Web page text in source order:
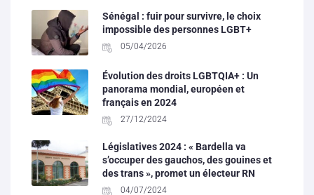
Sénégal : fuir pour survivre, le choix
impossible des personnes LGBT+
05/04/2026
Évolution des droits LGBTQIA+ : Un
panorama mondial, européen et
français en 2024
27/12/2024
Législatives 2024 : « Bardella va
s’occuper des gauchos, des gouines et
des trans », promet un électeur RN
04/07/2024